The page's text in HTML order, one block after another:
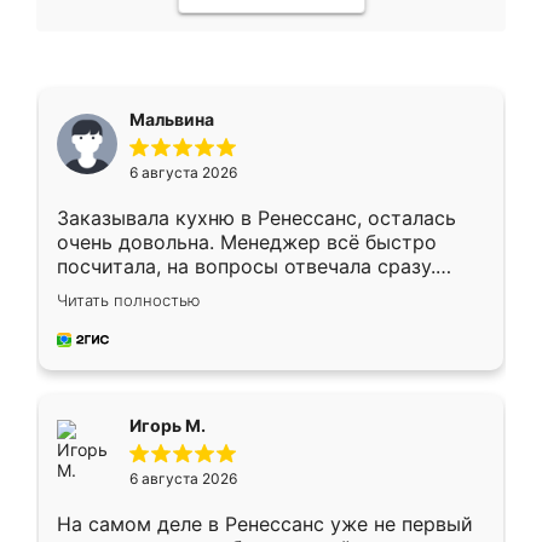
Мальвина
6 августа 2026
Заказывала кухню в Ренессанс, осталась
очень довольна. Менеджер всё быстро
посчитала, на вопросы отвечала сразу.
Замерщик приехал в субботу, подошёл к
делу со всей ответственностью. Собрали
за день, ребята работали аккуратно, даже
Читать полностью
Игорь М.
6 августа 2026
На самом деле в Ренессанс уже не первый